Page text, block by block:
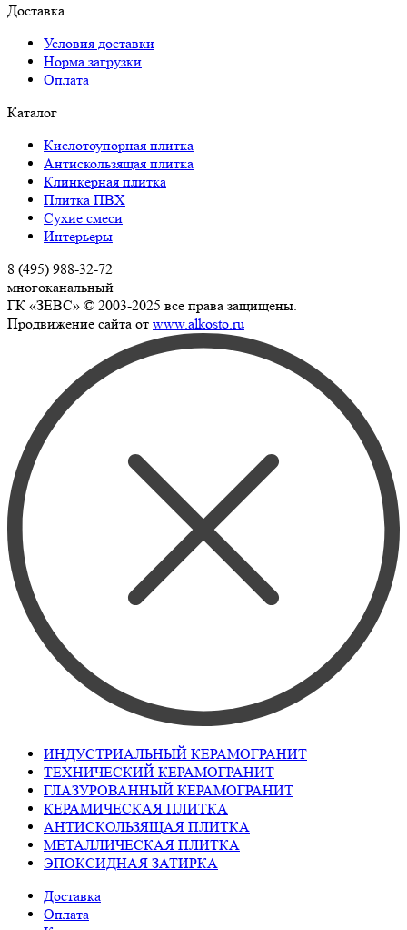
Доставка
Условия доставки
Норма загрузки
Оплата
Каталог
Кислотоупорная плитка
Антискользящая плитка
Клинкерная плитка
Плитка ПВХ
Сухие смеси
Интерьеры
8 (495) 988-32-72
многоканальный
ГК «ЗЕВС» © 2003-2025 все права защищены.
Продвижение сайта от www.alkosto.ru
ИНДУСТРИАЛЬНЫЙ КЕРАМОГРАНИТ
ТЕХНИЧЕСКИЙ КЕРАМОГРАНИТ
ГЛАЗУРОВАННЫЙ КЕРАМОГРАНИТ
КЕРАМИЧЕСКАЯ ПЛИТКА
АНТИСКОЛЬЗЯЩАЯ ПЛИТКА
МЕТАЛЛИЧЕСКАЯ ПЛИТКА
ЭПОКСИДНАЯ ЗАТИРКА
Доставка
Оплата